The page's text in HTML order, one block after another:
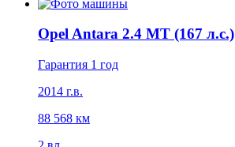
Opel Antara 2.4 MT (167 л.с.)
Гарантия 1 год
2014 г.в.
88 568 км